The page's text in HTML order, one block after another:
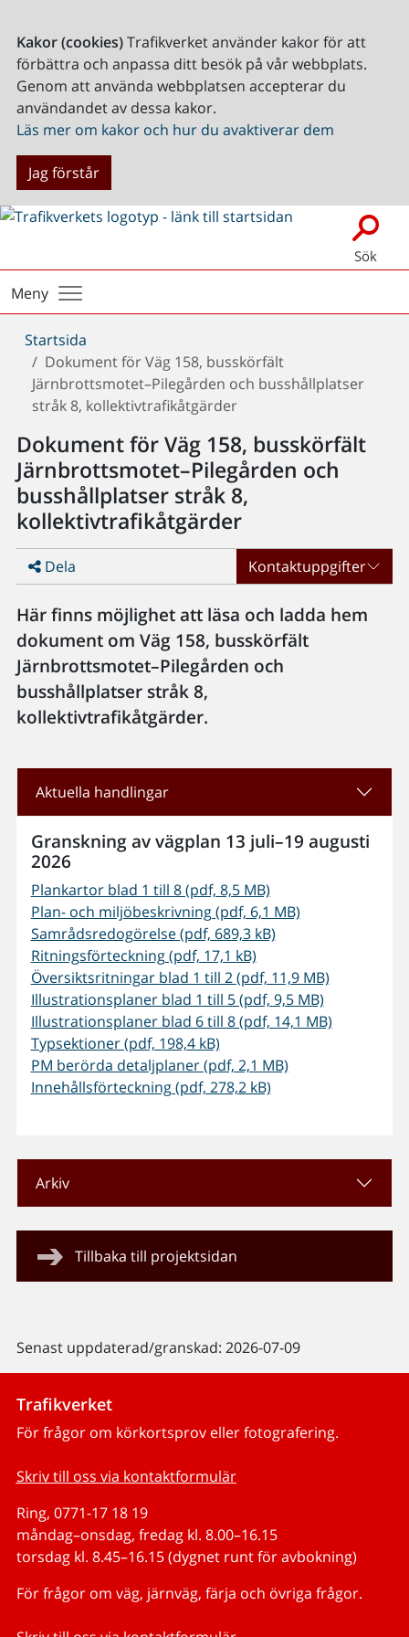
Kakor (cookies)Trafikverket använder kakor för att
förbättra och anpassa ditt besök på vår webbplats.
Genom att använda webbplatsen accepterar du
användandet av dessa kakor.
Läs mer om kakor och hur du avaktiverar dem
Jag förstår
Sök
Meny
Du
är
här:
Startsida
Dokument för Väg 158, busskörfält
Järnbrottsmotet–Pilegården och busshållplatser
stråk 8, kollektivtrafikåtgärder
Dokument för Väg 158, busskörfält
Järnbrottsmotet–Pilegården och
busshållplatser stråk 8,
kollektivtrafikåtgärder
Dela Kontaktuppgifter
Här finns möjlighet att läsa och ladda hem
dokument om Väg 158, busskörfält
Järnbrottsmotet–Pilegården och
busshållplatser stråk 8,
kollektivtrafikåtgärder.
Aktuella handlingar
Granskning av vägplan 13 juli–19 augusti
2026
Plankartor blad 1 till 8 (pdf, 8,5 MB)
Plan- och miljöbeskrivning (pdf, 6,1 MB)
Samrådsredogörelse (pdf, 689,3 kB)
Ritningsförteckning (pdf, 17,1 kB)
Översiktsritningar blad 1 till 2 (pdf, 11,9 MB)
Illustrationsplaner blad 1 till 5 (pdf, 9,5 MB)
Illustrationsplaner blad 6 till 8 (pdf, 14,1 MB)
Typsektioner (pdf, 198,4 kB)
PM berörda detaljplaner (pdf, 2,1 MB)
Innehållsförteckning (pdf, 278,2 kB)
Arkiv
Tillbaka till projektsidan
Senast uppdaterad/granskad: 2026-07-09
Trafikverket
För frågor om körkortsprov eller fotografering.
Skriv till oss via kontaktformulär
Ring, 0771-17 18 19
måndag–onsdag, fredag kl. 8.00–16.15
torsdag kl. 8.45–16.15 (dygnet runt för avbokning)
För frågor om väg, järnväg, färja och övriga frågor.